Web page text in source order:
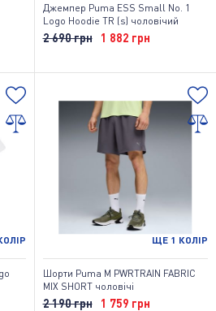
Джемпер Puma ESS Small No. 1
Logo Hoodie TR (s) чоловічий
2 690 грн 1 882 грн
ЩЕ 1 КОЛІР
Шорти Puma M PWRTRAIN FABRIC
MIX SHORT чоловічі
2 190 грн 1 759 грн